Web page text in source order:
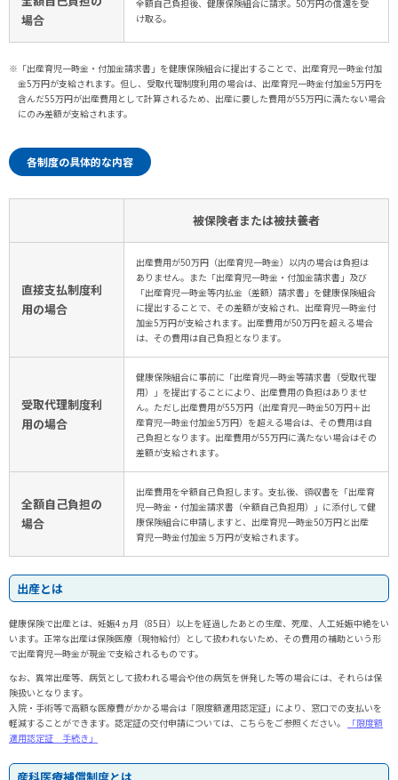
場合
全額自己負担後、健康保険組合に請求。50万円の償還を受
け取る。
※「出産育児一時金・付加金請求書」を健康保険組合に提出することで、出産育児一時金付加
金5万円が支給されます。但し、受取代理制度利用の場合は、出産育児一時金付加金5万円を
含んだ55万円が出産費用として計算されるため、出産に要した費用が55万円に満たない場合
にのみ差額が支給されます。
各制度の具体的な内容
被保険者または被扶養者
直接支払制度利
用の場合
出産費用が50万円（出産育児一時金）以内の場合は負担は
ありません。また「出産育児一時金・付加金請求書」及び
「出産育児一時金等内払金（差額）請求書」を健康保険組合
に提出することで、その差額が支給され、出産育児一時金付
加金5万円が支給されます。出産費用が50万円を超える場合
は、その費用は自己負担となります。
受取代理制度利
用の場合
健康保険組合に事前に「出産育児一時金等請求書（受取代理
用）」を提出することにより、出産費用の負担はありませ
ん。ただし出産費用が55万円（出産育児一時金50万円＋出
産育児一時金付加金5万円）を超える場合は、その費用は自
己負担となります。出産費用が55万円に満たない場合はその
差額が支給されます。
全額自己負担の
場合
出産費用を全額自己負担します。支払後、領収書を「出産育
児一時金・付加金請求書（全額自己負担用）」に添付して健
康保険組合に申請しますと、出産育児一時金50万円と出産
育児一時金付加金５万円が支給されます。
出産とは
健康保険で出産とは、妊娠4ヵ月（85日）以上を経過したあとの生産、死産、人工妊娠中絶をい
います。正常な出産は保険医療（現物給付）として扱われないため、その費用の補助という形
で出産育児一時金が現金で支給されるものです。
なお、異常出産等、病気として扱われる場合や他の病気を併発した等の場合には、それらは保
険扱いとなります。
入院・手術等で高額な医療費がかかる場合は「限度額適用認定証」により、窓口での支払いを
軽減することができます。認定証の交付申請については、こちらをご参照ください。
「限度額
適用認定証 手続き」